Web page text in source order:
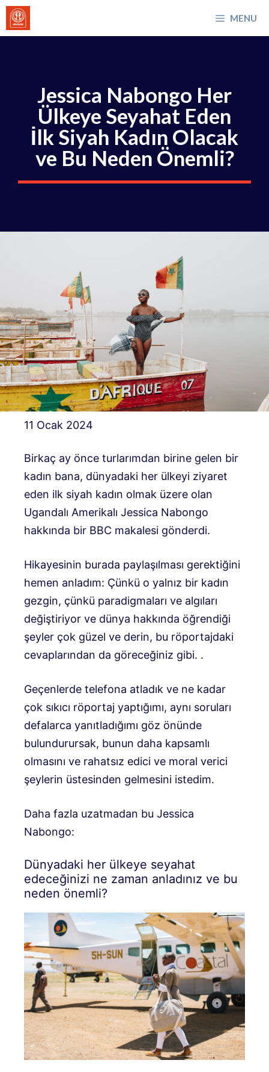
İçeriğe
atla
MENU
Jessica Nabongo Her
Ülkeye Seyahat Eden
İlk Siyah Kadın Olacak
ve Bu Neden Önemli?
11 Ocak 2024
Birkaç ay önce turlarımdan birine gelen bir
kadın bana, dünyadaki her ülkeyi ziyaret
eden ilk siyah kadın olmak üzere olan
Ugandalı Amerikalı Jessica Nabongo
hakkında bir BBC makalesi gönderdi.
Hikayesinin burada paylaşılması gerektiğini
hemen anladım: Çünkü o yalnız bir kadın
gezgin, çünkü paradigmaları ve algıları
değiştiriyor ve dünya hakkında öğrendiği
şeyler çok güzel ve derin, bu röportajdaki
cevaplarından da göreceğiniz gibi. .
Geçenlerde telefona atladık ve ne kadar
çok sıkıcı röportaj yaptığımı, aynı soruları
defalarca yanıtladığımı göz önünde
bulundurursak, bunun daha kapsamlı
olmasını ve rahatsız edici ve moral verici
şeylerin üstesinden gelmesini istedim.
Daha fazla uzatmadan bu Jessica
Nabongo:
Dünyadaki her ülkeye seyahat
edeceğinizi ne zaman anladınız ve bu
neden önemli?